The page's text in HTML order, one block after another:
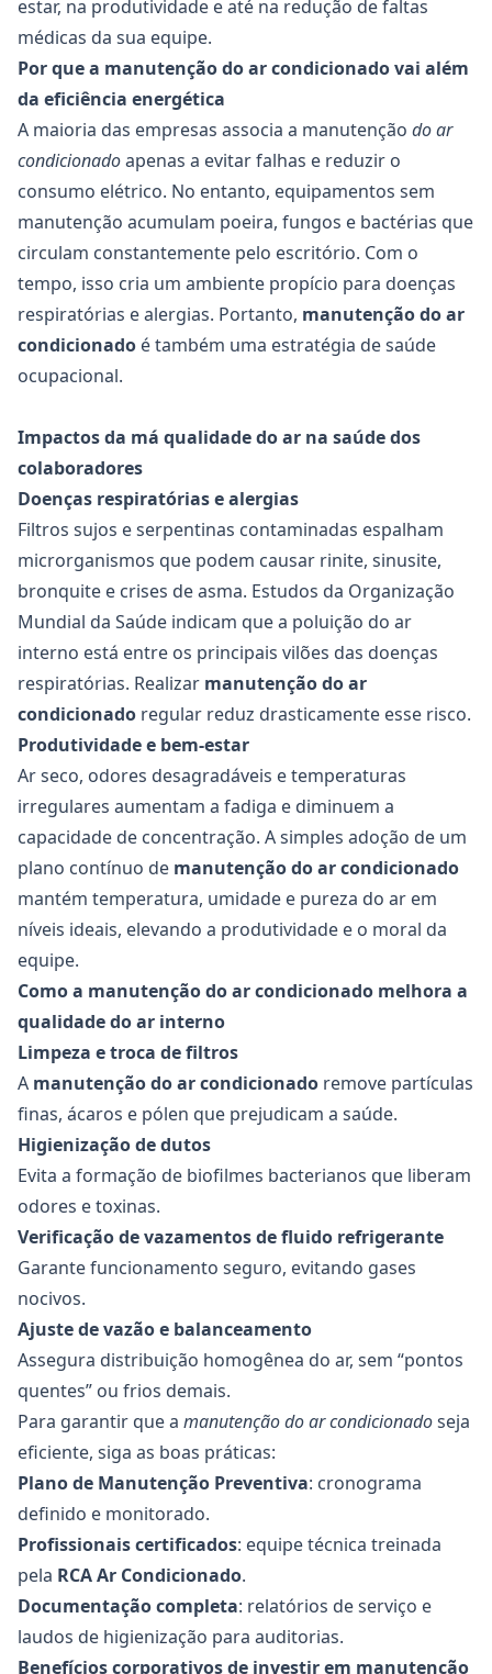
estar, na produtividade e até na redução de faltas
médicas da sua equipe.
Por que a manutenção do ar condicionado vai além
da eficiência energética
A maioria das empresas associa a manutenção do ar
condicionadoapenas a evitar falhas e reduzir o
consumo elétrico. No entanto, equipamentos sem
manutenção acumulam poeira, fungos e bactérias que
circulam constantemente pelo escritório. Com o
tempo, isso cria um ambiente propício para doenças
respiratórias e alergias. Portanto, manutenção do ar
condicionado é também uma estratégia de saúde
ocupacional.
Impactos da má qualidade do ar na saúde dos
colaboradores
Doenças respiratórias e alergias
Filtros sujos e serpentinas contaminadas espalham
microrganismos que podem causar rinite, sinusite,
bronquite e crises de asma. Estudos da Organização
Mundial da Saúde indicam que a poluição do ar
interno está entre os principais vilões das doenças
respiratórias. Realizar manutenção do ar
condicionado regular reduz drasticamente esse risco.
Produtividade e bem-estar
Ar seco, odores desagradáveis e temperaturas
irregulares aumentam a fadiga e diminuem a
capacidade de concentração. A simples adoção de um
plano contínuo de manutenção do ar condicionado
mantém temperatura, umidade e pureza do ar em
níveis ideais, elevando a produtividade e o moral da
equipe.
Como a manutenção do ar condicionado melhora a
qualidade do ar interno
Limpeza e troca de filtros
A manutenção do ar condicionado remove partículas
finas, ácaros e pólen que prejudicam a saúde.
Higienização de dutos
Evita a formação de biofilmes bacterianos que liberam
odores e toxinas.
Verificação de vazamentos de fluido refrigerante
Garante funcionamento seguro, evitando gases
nocivos.
Ajuste de vazão e balanceamento
Assegura distribuição homogênea do ar, sem “pontos
quentes” ou frios demais.
Para garantir que a manutenção do ar condicionadoseja
eficiente, siga as boas práticas:
Plano de Manutenção Preventiva: cronograma
definido e monitorado.
Profissionais certificados: equipe técnica treinada
pela RCA Ar Condicionado.
Documentação completa: relatórios de serviço e
laudos de higienização para auditorias.
Benefícios corporativos de investir em manutenção